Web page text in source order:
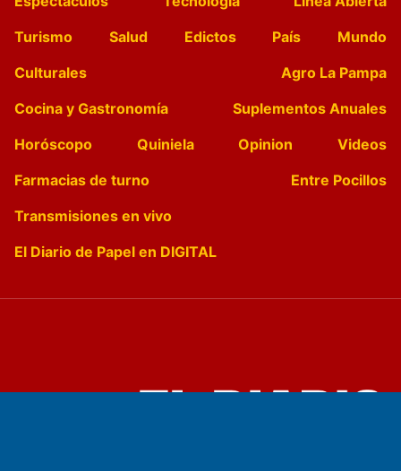
Turismo
Salud Edictos País
Mundo
Culturales
Agro La Pampa
Cocina y Gastronomía
Suplementos Anuales
Horóscopo
Quiniela Opinion
Videos
Farmacias de turno
Entre Pocillos
Transmisiones en vivo
El Diario de Papel en DIGITAL